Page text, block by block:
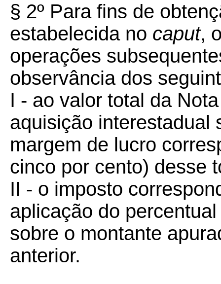
§ 2º Para fins de
estabelecida no caput,
operações
observância dos
I - ao valor total da
aquisição interestadual
margem de lucro
cinco por cento) desse
II - o imposto
aplicação do
sobre o montante
anterior.